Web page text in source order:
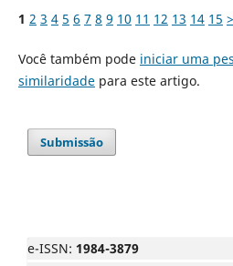
1 2 3 4 5 6 7 8 9 10 11 12 13 14 15 >
Você também pode iniciar uma
similaridadepara este artigo.
Submissão
e-ISSN: 1984-3879